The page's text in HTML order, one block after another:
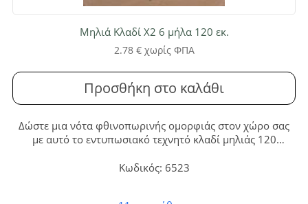
Μηλιά Κλαδί Χ2 6 μήλα 120 εκ.
2.78 € χωρίς ΦΠΑ
Προσθήκη στο καλάθι
Δώστε μια νότα φθινοπωρινής ομορφιάς στον χώρο σας
με αυτό το εντυπωσιακό τεχνητό κλαδί μηλιάς 120
διαρκή, ζωντανή διακόσμηση χωρίς καμία ανάγκη
Κωδικός: 6523